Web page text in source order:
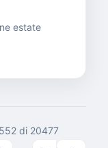
estate
di 20477